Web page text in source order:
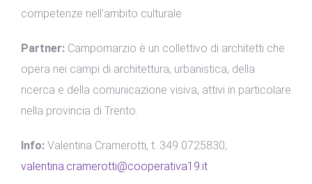
competenze nell'ambito culturale
Partner: Campomarzio è un collettivo di architetti che
opera nei campi di architettura, urbanistica, della
ricerca e della comunicazione visiva, attivi in particolare
nella provincia di Trento.
Info: Valentina Cramerotti, t. 349 0725830,
valentina.cramerotti@cooperativa19.it